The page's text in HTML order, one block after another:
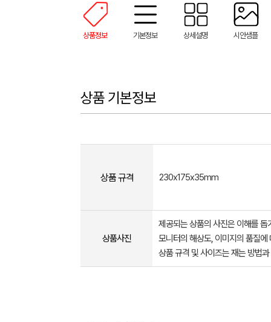
상품정보 기본정보 상세설명 시안샘플
상품 기본정보
상품 규격 230x175x35mm
상품사진
제공되는 상품의 사진은 이해를
모니터의 해상도, 이미지의 품질
상품 규격 및 사이즈는 재는 방법